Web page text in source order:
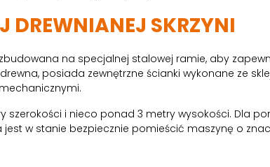
DREWNIANEJ SKRZYNI
na specjalnej stalowej ramie, aby
posiada zewnętrzne ścianki wykonane ze
i nieco ponad 3 metry wysokości. Dla
w stanie bezpiecznie pomieścić maszynę o